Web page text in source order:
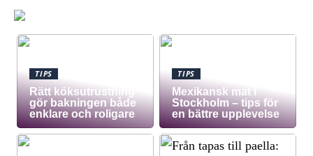
TIPS
Rätt köksutrustning
gör bakningen både
enklare och roligare
TIPS
Mexikansk mat i
Stockholm – tips för
en bättre upplevelse